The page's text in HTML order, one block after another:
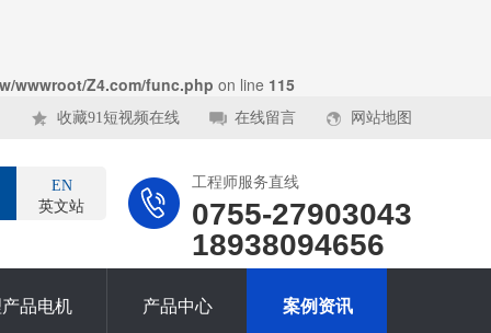
wwwroot/Z4.com/func.php on line 115
收藏91短视频在线 在线留言 网站地图
工程师服务直线
0755-27903043
18938094656
EN
英文站
品电机 产品中心 案例资讯